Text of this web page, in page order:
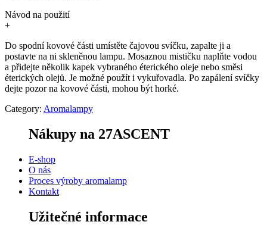
Návod na použití
+
Do spodní kovové části umístěte čajovou svíčku, zapalte ji a
postavte na ni skleněnou lampu. Mosaznou mističku naplňte vodou
a přidejte několik kapek vybraného éterického oleje nebo směsi
éterických olejů. Je možné použít i vykuřovadla. Po zapálení svíčky
dejte pozor na kovové části, mohou být horké.
Category: Aromalampy
Nákupy na 27ASCENT
E-shop
O nás
Proces výroby aromalamp
Kontakt
Užitečné informace